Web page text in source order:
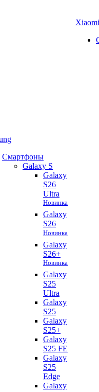
Смартфоны
Galaxy S
Galaxy
S26
Ultra
Новинка
Galaxy
S26
Новинка
Galaxy
S26+
Новинка
Galaxy
S25
Ultra
Galaxy
S25
Galaxy
S25+
Galaxy
S25 FE
Galaxy
S25
Edge
Galaxy
Xiaomi